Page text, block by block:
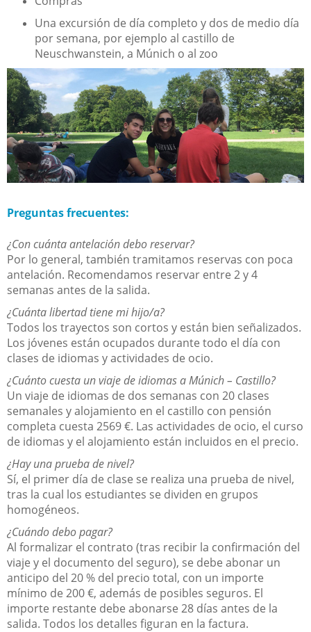
Una excursión de día completo y dos de medio día
por semana, por ejemplo al castillo de
Neuschwanstein, a Múnich o al zoo
Preguntas frecuentes:
¿Con cuánta antelación debo reservar?
Por lo general, también tramitamos reservas con poca
antelación. Recomendamos reservar entre 2 y 4
semanas antes de la salida.
¿Cuánta libertad tiene mi hijo/a?
Todos los trayectos son cortos y están bien señalizados.
Los jóvenes están ocupados durante todo el día con
clases de idiomas y actividades de ocio.
¿Cuánto cuesta un viaje de idiomas a Múnich – Castillo?
Un viaje de idiomas de dos semanas con 20 clases
semanales y alojamiento en el castillo con pensión
completa cuesta 2569 €. Las actividades de ocio, el curso
de idiomas y el alojamiento están incluidos en el precio.
¿Hay una prueba de nivel?
Sí, el primer día de clase se realiza una prueba de nivel,
tras la cual los estudiantes se dividen en grupos
homogéneos.
¿Cuándo debo pagar?
Al formalizar el contrato (tras recibir la confirmación del
viaje y el documento del seguro), se debe abonar un
anticipo del 20 % del precio total, con un importe
mínimo de 200 €, además de posibles seguros. El
importe restante debe abonarse 28 días antes de la
salida. Todos los detalles figuran en la factura.